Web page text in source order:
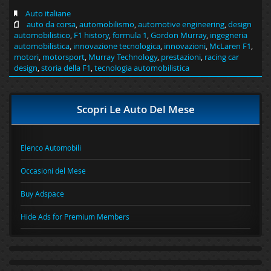
Auto italiane
auto da corsa,automobilismo,automotive engineering,design
automobilistico, F1 history,formula 1,Gordon Murray, ingegneria
automobilistica, innovazione tecnologica, innovazioni, McLaren F1,
motori, motorsport, Murray Technology, prestazioni, racing car
design,storia della F1,tecnologia automobilistica
Scopri Le Auto Del Mese
Elenco Automobili
Occasioni del Mese
Buy Adspace
Hide Ads for Premium Members